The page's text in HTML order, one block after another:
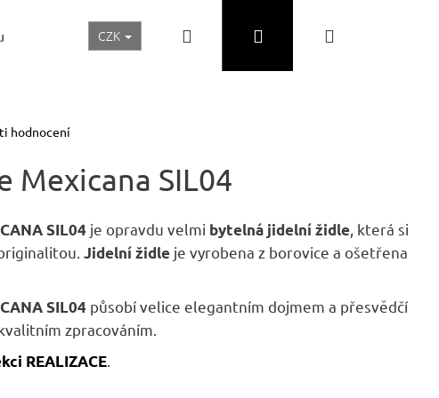
Realizace a inspirace Akční ceny Nábytek Skladem
CZK Přihlášení
hodnocení
Mexicana SIL04
SIL04 je opravdu velmi bytelná jidelní židle , která si
Jidelní židle je vyrobena z borovice a ošetřena
SIL04 působí velice elegantním dojmem a přesvědčí
zpracováním.
REALIZACE